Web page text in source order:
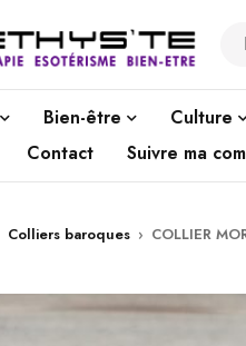
Bien-être Culture
Contact Suivre ma
Colliers baroques › COLLIER